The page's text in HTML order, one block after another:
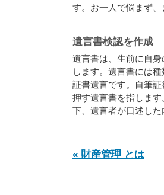
す。お一人で悩まず、
遺言書検認を作成
遺言書は、生前に自身
します。遺言書には
証書遺言です。自筆
押す遺言書を指しま
下、遺言者が口述し
« 財産管理 とは